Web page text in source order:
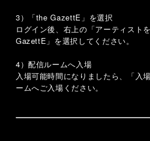
3）「the GazettE」を選択
ログイン後、右上の「アーティスト
GazettE」を選択してください。
4）配信ルームへ入場
入場可能時間になりましたら、「入
ームへご入場ください。